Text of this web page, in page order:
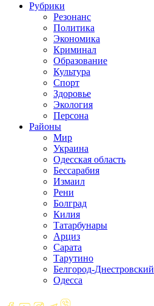
Рубрики
Резонанс
Политика
Экономика
Криминал
Образование
Культура
Спорт
Здоровье
Экология
Персона
Районы
Мир
Украина
Одесская область
Бессарабия
Измаил
Рени
Болград
Килия
Татарбунары
Арциз
Сарата
Тарутино
Белгород-Днестровский
Одесса